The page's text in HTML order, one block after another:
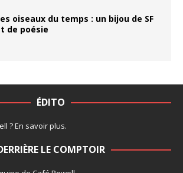
oiseaux du temps : un bijou de SF
de poésie
ÉDITO
?En savoir plus.
LE COMPTOIR